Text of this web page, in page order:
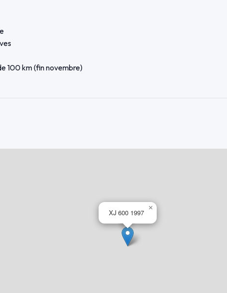
100 km (fin novembre)
moins de 2 mois, valide pour la vente
le réservoir
je n’ai plus l’utilité d'une moto de ville ( d'où la possibilité d echange )
XJ 600 1997
×